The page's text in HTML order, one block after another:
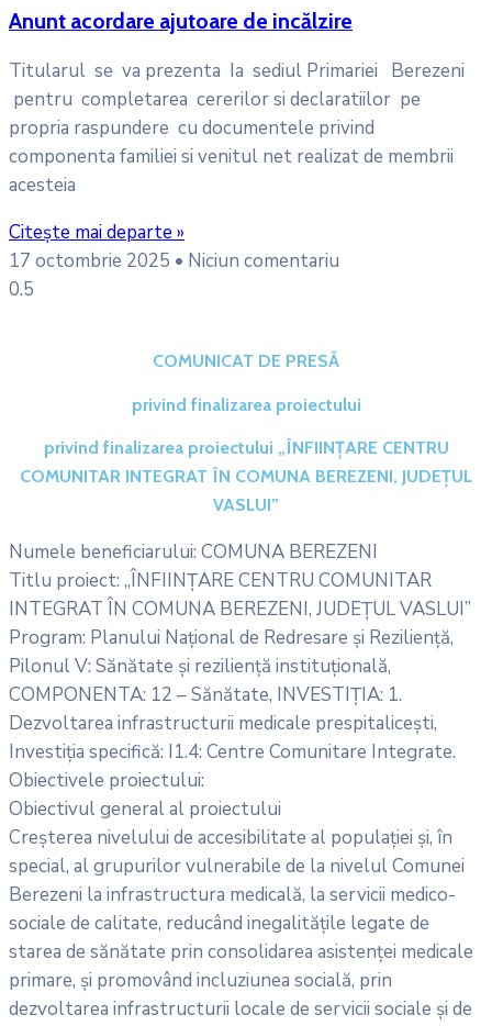
Anunt acordare ajutoare de incălzire
Titularul se va prezenta Ia sediul Primariei Berezeni
pentru completarea cererilor si declaratiilor pe
propria raspundere cu documentele privind
componenta familiei si venitul net realizat de membrii
acesteia
Citește mai departe »
17 octombrie 2025
Niciun comentariu
COMUNICAT DE PRESĂ
privind finalizarea proiectului
privind finalizarea proiectului „ÎNFIINȚARE CENTRU
COMUNITAR INTEGRAT ÎN COMUNA BEREZENI, JUDEȚUL
VASLUI”
Numele beneficiarului: COMUNA BEREZENI
Titlu proiect: „ÎNFIINȚARE CENTRU COMUNITAR
INTEGRAT ÎN COMUNA BEREZENI, JUDEȚUL VASLUI”
Program: Planului Național de Redresare și Reziliență,
Pilonul V: Sănătate și reziliență instituțională,
COMPONENTA: 12 – Sănătate, INVESTIȚIA: 1.
Dezvoltarea infrastructurii medicale prespitalicești,
Investiția specifică: I1.4: Centre Comunitare Integrate.
Obiectivele proiectului:
Obiectivul general al proiectului
Creșterea nivelului de accesibilitate al populației și, în
special, al grupurilor vulnerabile de la nivelul Comunei
Berezeni la infrastructura medicală, la servicii medico-
sociale de calitate, reducând inegalitățile legate de
starea de sănătate prin consolidarea asistenței medicale
primare, și promovând incluziunea socială, prin
dezvoltarea infrastructurii locale de servicii sociale și de